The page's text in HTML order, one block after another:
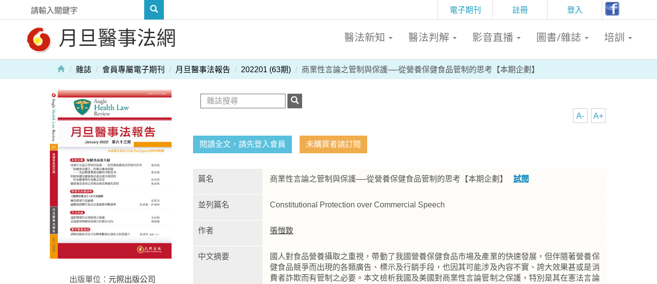
註冊 登入
電子期刊
月旦醫事法網 醫法新知 醫法判解 影音直播 圖書/雜誌 培訓
雜誌 會員專屬電子期刊 月旦醫事法報告 202201 (63期) 商業性言論之管制與保護──從營養保健食品管制的思考【本期企劃】
A+
A-
閱讀全文，請先登入會員 未購買者請訂閱
篇名 商業性言論之管制與保護──從營養保健食品管制的思考【本期企劃】 試閱
並列篇名 Constitutional Protection over Commercial Speech
作者 張愷致
中文摘要
國人對食品營養攝取之重視，帶動了我國營養保健食品市場及產業的快速發展，但伴隨著營養保
健食品競爭而出現的各類廣告、標示及行銷手段，也因其可能涉及內容不實、誇大效果甚或是消
費者詐欺而有管制之必要。本文檢析我國及美國對商業性言論管制之保護，特別是其在憲法言論
出版單位： 元照出版公司